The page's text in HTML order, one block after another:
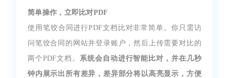
简单操作，立即比对PDF
使用笔饺合同进行PDF文档比对非常简单。你只需访
问笔饺合同的网站并登录账户，然后上传需要对比的
两个PDF文档。
系统会自动进行智能比对，并在几秒
钟内展示出所有差异，差异部分将以高亮显示，方便